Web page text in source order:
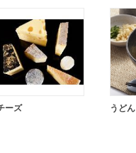
ーズ うどん